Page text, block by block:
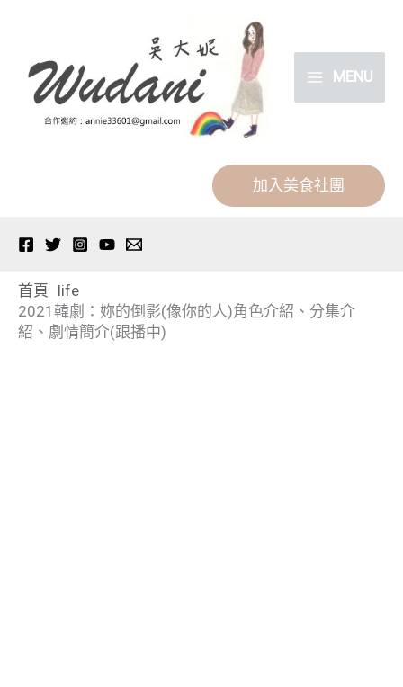
MENU
加入美食社團
首頁 life
2021韓劇：妳的倒影(像你的人)角色介紹、分集介
紹、劇情簡介(跟播中)